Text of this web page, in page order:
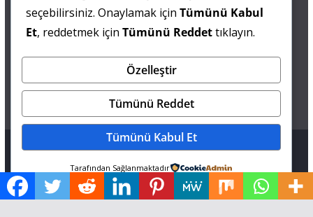
Mesut IŞIKAY
admin@sultanmagazin.com
Tüm hakları saklıdır © 2026Sultan Magazin
Tema: ThemeGrill tarafındanColorMag. Altyapı WordPress .
seçebilirsiniz. Onaylamak için Tümünü Kabul
Et, reddetmek için Tümünü Reddettıklayın.
Özelleştir
Tümünü Reddet
Tümünü Kabul Et
Tarafından Sağlanmaktadır